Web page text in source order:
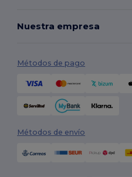
Nuestra empresa
Métodos de pago
Métodos de envío